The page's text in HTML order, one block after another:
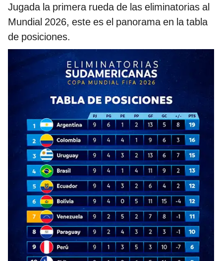
Jugada la primera rueda de las eliminatorias al
Mundial 2026, este es el panorama en la tabla
de posiciones.